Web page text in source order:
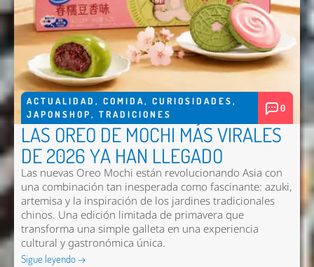
ACTUALIDAD , COMIDA, CURIOSIDADES,
JAPONSHOP, TRADICIONES
0
LAS OREO DE MOCHI MÁS VIRALES
DE 2026 YA HAN LLEGADO
Las nuevas Oreo Mochi están revolucionando Asia con
una combinación tan inesperada como fascinante: azuki,
artemisa y la inspiración de los jardines tradicionales
chinos. Una edición limitada de primavera que
transforma una simple galleta en una experiencia
cultural y gastronómica única.
Sigue leyendo →